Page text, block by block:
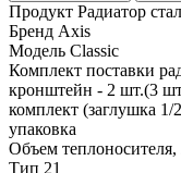
Продукт Радиатор
Бренд Axis
Модель Classic
Комплект поставки
кронштейн - 2 шт.(3
комплект (заглушка 1/
упаковка
Объем теплоносителя,
Тип 21